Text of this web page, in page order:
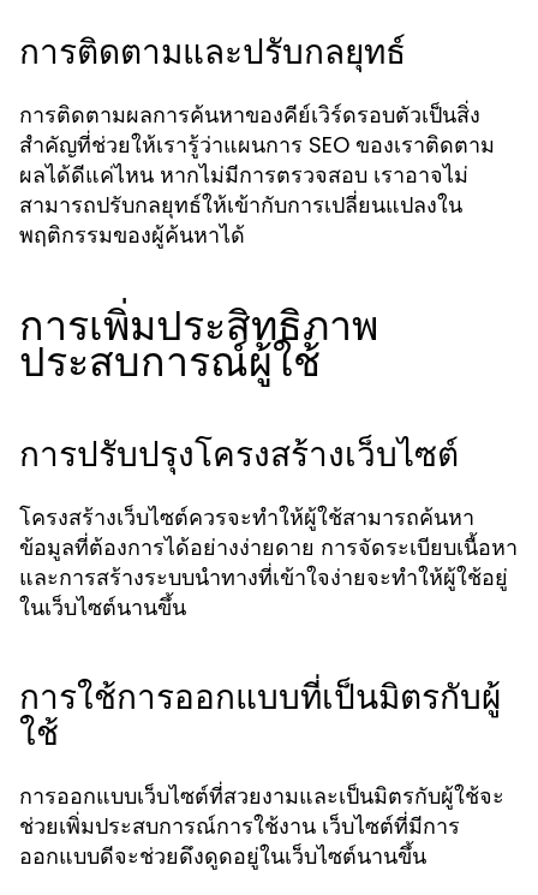
การติดตามและปรับกลยุทธ์
การติดตามผลการค้นหาของคีย์เวิร์ดรอบตัวเป็นสิ่ง
สำคัญที่ช่วยให้เรารู้ว่าแผนการ SEO ของเราติดตาม
ผลได้ดีแค่ไหน หากไม่มีการตรวจสอบ เราอาจไม่
สามารถปรับกลยุทธ์ให้เข้ากับการเปลี่ยนแปลงใน
พฤติกรรมของผู้ค้นหาได้
การเพิ่มประสิทธิภาพ
ประสบการณ์ผู้ใช้
การปรับปรุงโครงสร้างเว็บไซต์
โครงสร้างเว็บไซต์ควรจะทำให้ผู้ใช้สามารถค้นหา
ข้อมูลที่ต้องการได้อย่างง่ายดาย การจัดระเบียบเนื้อหา
และการสร้างระบบนำทางที่เข้าใจง่ายจะทำให้ผู้ใช้อยู่
ในเว็บไซต์นานขึ้น
การใช้การออกแบบที่เป็นมิตรกับผู้
ใช้
การออกแบบเว็บไซต์ที่สวยงามและเป็นมิตรกับผู้ใช้จะ
ช่วยเพิ่มประสบการณ์การใช้งาน เว็บไซต์ที่มีการ
ออกแบบดีจะช่วยดึงดูดอยู่ในเว็บไซต์นานขึ้น